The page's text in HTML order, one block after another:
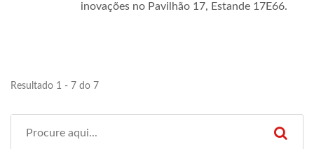
inovações no Pavilhão 17, Estande 17E66.
Resultado 1 - 7 do 7